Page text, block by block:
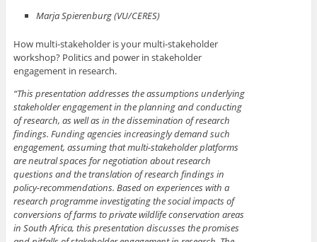
Marja Spierenburg (VU/CERES)
How multi-stakeholder is your multi-stakeholder
workshop? Politics and power in stakeholder
engagement in research.
“This presentation addresses the assumptions underlying
stakeholder engagement in the planning and conducting
of research, as well as in the dissemination of research
findings. Funding agencies increasingly demand such
engagement, assuming that multi-stakeholder platforms
are neutral spaces for negotiation about research
questions and the translation of research findings in
policy-recommendations. Based on experiences with a
research programme investigating the social impacts of
conversions of farms to private wildlife conservation areas
in South Africa, this presentation discusses the promises